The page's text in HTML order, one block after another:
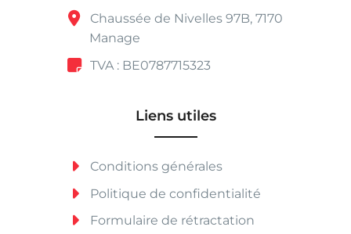
Chaussée de Nivelles 97B, 7170
Manage
TVA : BE0787715323
Liens utiles
Conditions générales
Politique de confidentialité
Formulaire de rétractation